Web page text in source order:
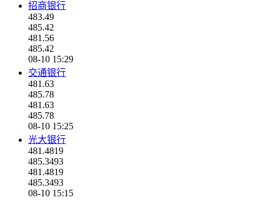
招商银行
483.49
485.42
481.56
485.42
08-10 15:29
交通银行
481.63
485.78
481.63
485.78
08-10 15:25
光大银行
481.4819
485.3493
481.4819
485.3493
08-10 15:15